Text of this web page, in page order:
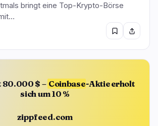
bringt eine Top-Krypto-Börse
80.000 $ – Coinbase-Aktie erholt
sich um 10 %
zippfeed.com